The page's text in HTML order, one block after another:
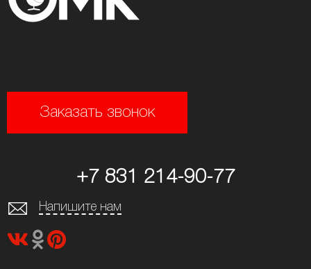
Заказать звонок
+7 831 214-90-77
Напишите нам